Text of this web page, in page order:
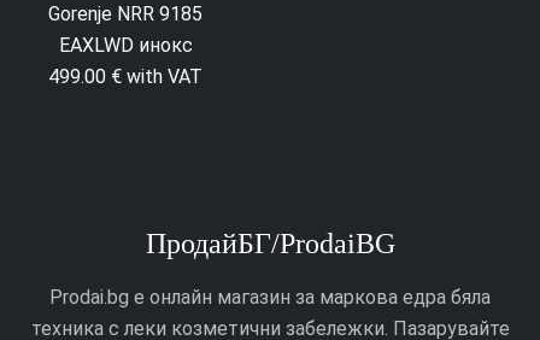
Gorenje NRR 9185
EAXLWD инокс
499.00 € with VAT
ПродайБГ/ProdaiBG
Prodai.bg е онлайн магазин за маркова едра бяла
техника с леки козметични забележки. Пазарувайте